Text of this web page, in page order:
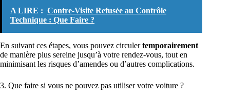
A LIRE : Contre-Visite Refusée au Contrôle
Technique : Que Faire ?
En suivant ces étapes, vous pouvez circulertemporairement
de manière plus sereine jusqu’à votre rendez-vous, tout en
minimisant les risques d’amendes ou d’autres complications.
3. Que faire si vous ne pouvez pas utiliser votre voiture ?